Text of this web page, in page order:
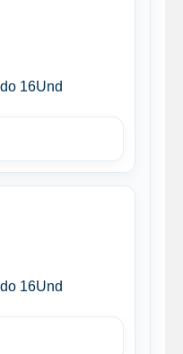
16Und
16Und